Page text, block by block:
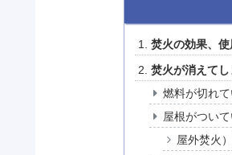
焚火の効果、
焚火が消えて
燃料が切れて
屋根がつい
屋外焚火